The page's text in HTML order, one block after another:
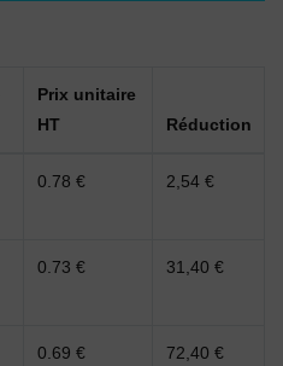
Prix unitaire
HT
Réduction
0.78 € 2,54 €
0.73 € 31,40 €
0.69 € 72,40 €